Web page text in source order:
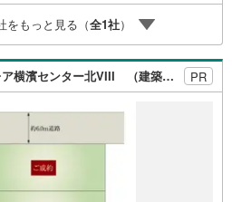
はお電話でのお問い合わせがスムーズ
★物件ツアー大歓迎です！「室内・現
ンよりお問合せ下さい。スタッフより
ご連絡させていただきます。
をもっと見る（全1社）
【大和ハウス】セキュレア横濱センター北VIII （建築条件付宅地分譲） PR